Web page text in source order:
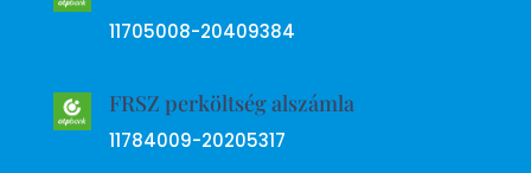
11705008-20409384
FRSZ perköltség alszámla
11784009-20205317